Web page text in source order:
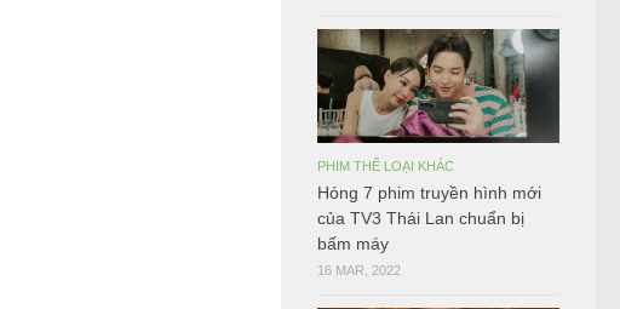
PHIM THỂ LOẠI KHÁC
Hóng 7 phim truyền hình mới
của TV3 Thái Lan chuẩn bị
bấm máy
16 MAR, 2022